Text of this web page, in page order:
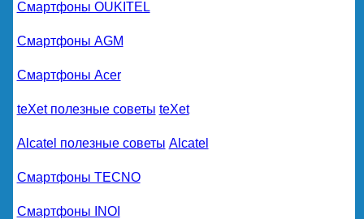
Смартфоны OUKITEL
Смартфоны AGM
Смартфоны Acer
teXet полезные советы teXet
Alcatel полезные советы Alcatel
Смартфоны TECNO
Смартфоны INOI